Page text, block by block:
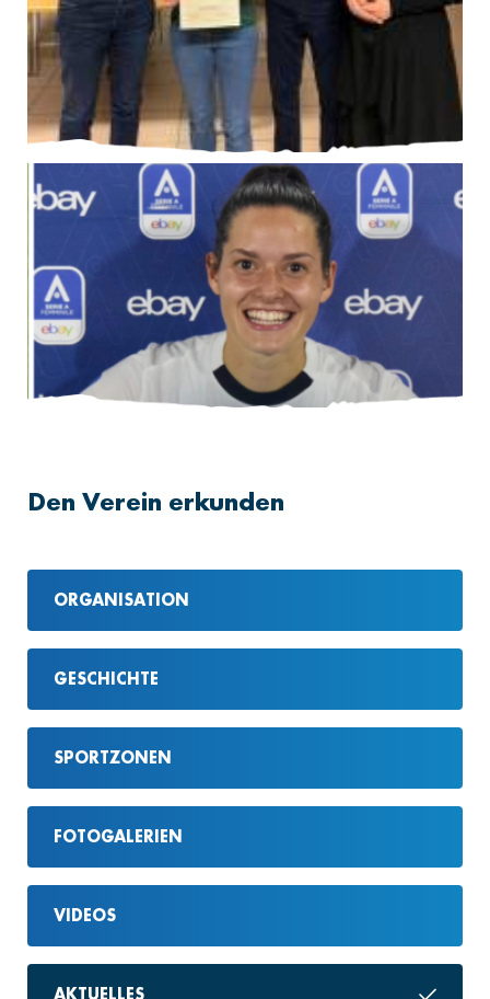
Den Verein erkunden
ORGANISATION
GESCHICHTE
SPORTZONEN
FOTOGALERIEN
VIDEOS